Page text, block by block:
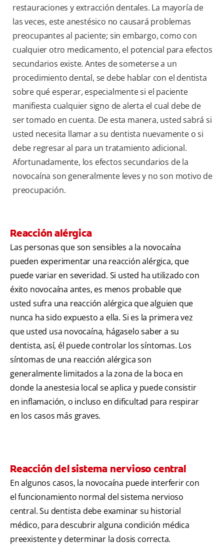
restauraciones y extracción dentales. La mayoría de
las veces, este anestésico no causará problemas
preocupantes al paciente; sin embargo, como con
cualquier otro medicamento, el potencial para efectos
secundarios existe. Antes de someterse a un
procedimiento dental, se debe hablar con el dentista
sobre qué esperar, especialmente si el paciente
manifiesta cualquier signo de alerta el cual debe de
ser tomado en cuenta. De esta manera, usted sabrá si
usted necesita llamar a su dentista nuevamente o si
debe regresar al para un tratamiento adicional.
Afortunadamente, los efectos secundarios de la
novocaína son generalmente leves y no son motivo de
preocupación.
Reacción alérgica
Las personas que son sensibles a la novocaína
pueden experimentar una reacción alérgica, que
puede variar en severidad. Si usted ha utilizado con
éxito novocaína antes, es menos probable que
usted sufra una reacción alérgica que alguien que
nunca ha sido expuesto a ella. Si es la primera vez
que usted usa novocaína, hágaselo saber a su
dentista, así, él puede controlar los síntomas. Los
síntomas de una reacción alérgica son
generalmente limitados a la zona de la boca en
donde la anestesia local se aplica y puede consistir
en inflamación, o incluso en dificultad para respirar
en los casos más graves.
Reacción del sistema nervioso central
En algunos casos, la novocaína puede interferir con
el funcionamiento normal del sistema nervioso
central. Su dentista debe examinar su historial
médico, para descubrir alguna condición médica
preexistente y determinar la dosis correcta.